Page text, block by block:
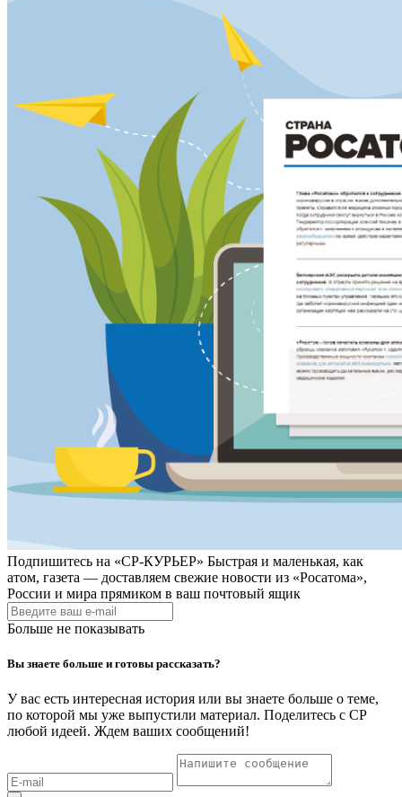
Подпишитесь на «СР-КУРЬЕР» Быстрая и маленькая, как
атом, газета — доставляем свежие новости из «Росатома»,
России и мира прямиком в ваш почтовый ящик
Больше не показывать
Вы знаете больше и готовы рассказать?
У вас есть интересная история или вы знаете больше о теме,
по которой мы уже выпустили материал. Поделитесь с СР
любой идеей. Ждем ваших сообщений!